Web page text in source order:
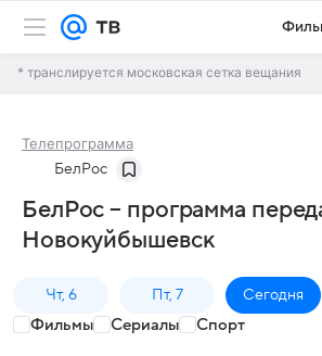
* транслируется московская сетка вещания
Телепрограмма
БелРос
БелРос – программа
Новокуйбышевск
Чт, 6 Пт, 7 Сегодня
Фильмы Сериалы Спорт